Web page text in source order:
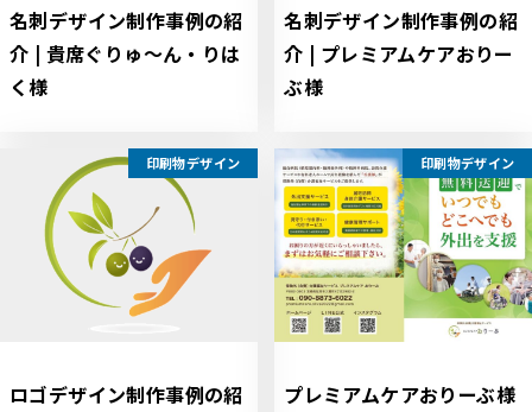
名刺デザイン制作事例の紹
介 | 貴席ぐりゅ～ん・りは
く様
名刺デザイン制作事例の紹
介 | プレミアムケアおりー
ぶ様
印刷物デザイン
ロゴデザイン制作事例の紹
印刷物デザイン
プレミアムケアおりーぶ様